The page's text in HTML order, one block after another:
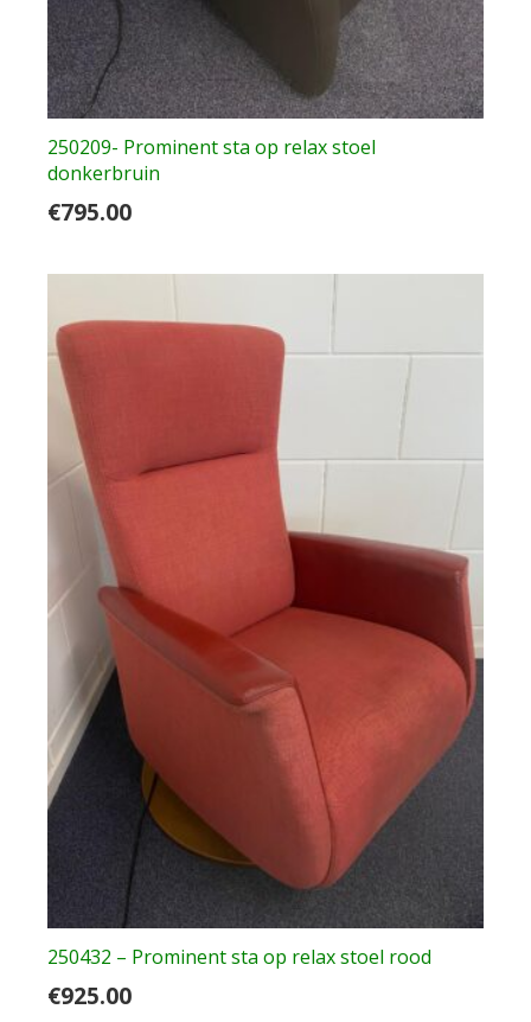
250209- Prominent sta op relax stoel
donkerbruin
€795.00
250432 – Prominent sta op relax stoel rood
€925.00